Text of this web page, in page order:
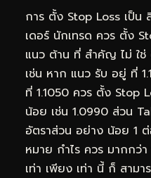
การ ตั้ง Stop Loss เป็น
เดอร์ นักเทรด ควร ตั้ง
แนว ต้าน ที่ สำคัญ ไม่ ใ
เช่น หาก แนว รับ อยู่ ที่
ที่ 1.1050 ควร ตั้ง Stop
น้อย เช่น 1.0990 ส่วน
อัตราส่วน อย่าง น้อย 1
หมาย กำไร ควร มากก
เท่า เพียง เท่า นี้ ก็ สามา